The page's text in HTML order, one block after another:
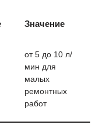
Значение
от 5 до 10 л/
мин для
малых
ремонтных
работ